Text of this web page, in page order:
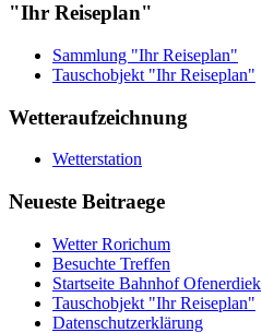
"Ihr Reiseplan"
Sammlung "Ihr Reiseplan"
Tauschobjekt "Ihr Reiseplan"
Wetteraufzeichnung
Wetterstation
Neueste Beitraege
Wetter Rorichum
Besuchte Treffen
Startseite Bahnhof Ofenerdiek
Tauschobjekt "Ihr Reiseplan"
Datenschutzerklärung